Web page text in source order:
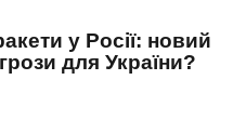
у Росії: новий
для України?